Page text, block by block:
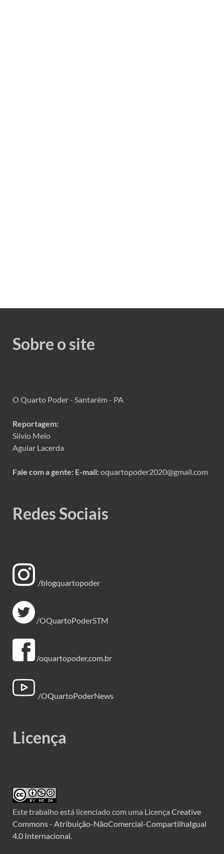
Sobre o site
O Quarto Poder - Santarém - PA
Reportagem:
Silvio Melo
Aguiar Lacerda
Fale com a gente: E-mail:oquartopoder2020@gmail.com
Redes Sociais
/blogquartopoder
/OQuartoPoderSTM
/oquartopoder,com.br
/OQuartoPoderNews
Licença
Este trabalho está licenciado com uma Licença Creative
Commons - Atribuição-NãoComercial-CompartilhaIgual
4.0 Internacional